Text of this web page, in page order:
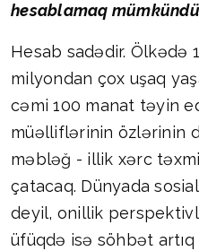
hesablamaq
Hesab sadədir. Ölkədə
milyondan çox uşaq
cəmi 100 manat təyin
müəlliflərinin özlərinin
məbləğ - illik xərc
çatacaq. Dünyada
deyil, onillik
üfüqdə isə söhbət